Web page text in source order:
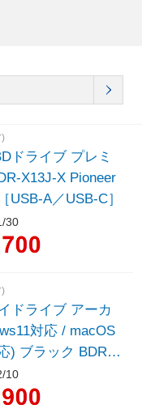
イブ プレミ
USB-A／USB-C］
30
ドライブ アーカ
対応 / macOS
) ブラック BDR-
A］
10